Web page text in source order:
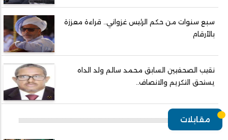
سبع سنوات من حكم الرئيس غزواني.. قراءة معززة
بالأرقام
نقيب الصحفيين السابق محمد سالم ولد الداه
يستحق التكريم والانصاف..
مقابلات